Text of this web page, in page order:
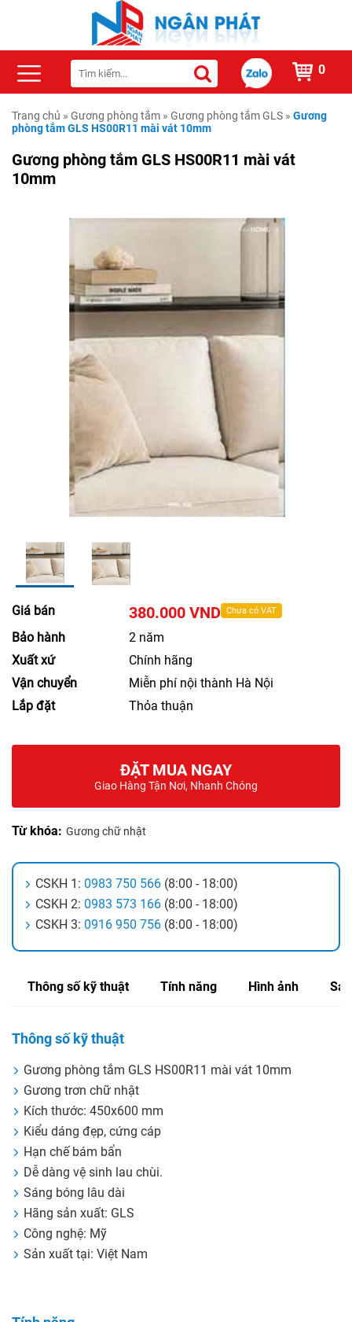
0
Trang chủ » Gương phòng tắm » Gương phòng tắm GLS » Gương
phòng tắm GLS HS00R11 mài vát 10mm
Gương phòng tắm GLS HS00R11 mài vát
10mm
Giá bán 380.000 VND Chưa có VAT
Bảo hành
2 năm
Xuất xứ
Chính hãng
Vận chuyển
Miễn phí nội thành Hà Nội
Lắp đặt
Thỏa thuận
ĐẶT MUA NGAY
Giao Hàng Tận Nơi, Nhanh Chóng
Từ khóa: Gương chữ nhật
CSKH 1: 0983 750 566 (8:00 - 18:00)
CSKH 2: 0983 573 166 (8:00 - 18:00)
CSKH 3: 0916 950 756 (8:00 - 18:00)
Thông số kỹ thuật Tính năng Hình ảnh
Thông số kỹ thuật
Gương phòng tắm GLS HS00R11 mài vát 10mm
Gương trơn chữ nhật
Kích thước: 450x600 mm
Kiểu dáng đẹp, cứng cáp
Hạn chế bám bẩn
Dễ dàng vệ sinh lau chùi.
Sáng bóng lâu dài
Hãng sản xuất: GLS
Công nghệ: Mỹ
Sản xuất tại: Việt Nam